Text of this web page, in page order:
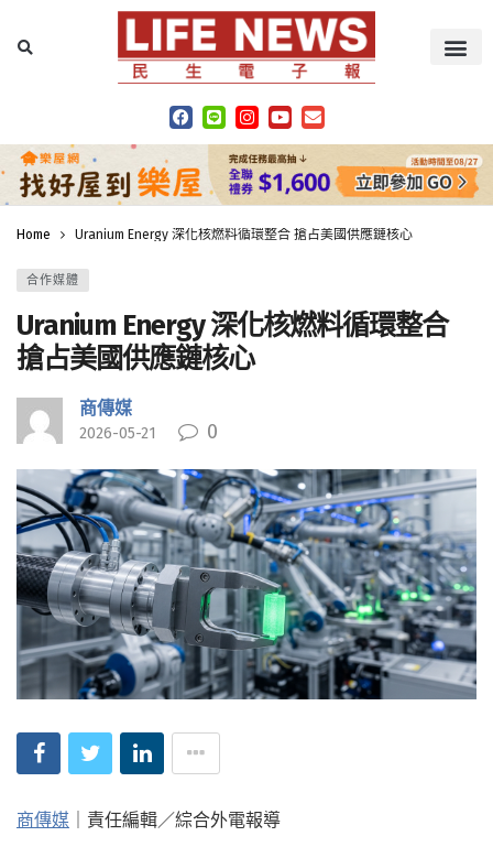
Home Uranium Energy 深化核燃料循環整合 搶占美國供應鏈核心
合作媒體
Uranium Energy 深化核燃料循環整合
搶占美國供應鏈核心
商傳媒
2026-05-21 0
商傳媒 ｜責任編輯／綜合外電報導